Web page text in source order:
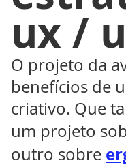
O projeto da
benefícios de
criativo. Que
um projeto
outro sobre
ux /